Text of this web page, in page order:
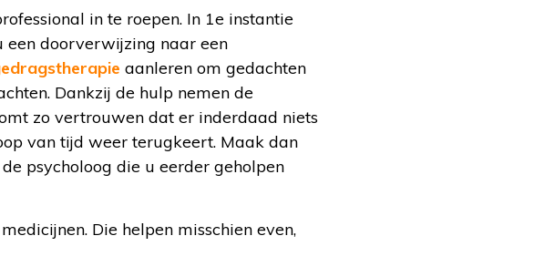
in te roepen. In 1e instantie
doorverwijzing naar een
aanleren om gedachten
Dankzij de hulp nemen de
zo vertrouwen dat er inderdaad niets
van tijd weer terugkeert. Maak dan
psycholoog die u eerder geholpen
Die helpen misschien even,